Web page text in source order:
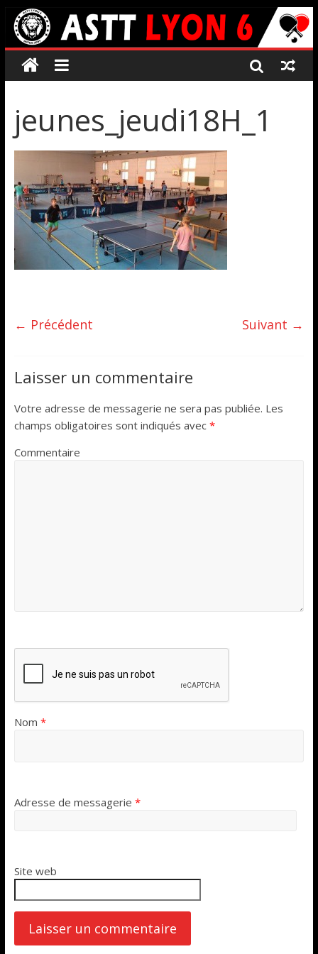
jeunes_jeudi18H_1
← Précédent Suivant →
Laisser un commentaire
Votre adresse de messagerie ne sera pas publiée. Les
champs obligatoires sont indiqués avec *
Commentaire
Nom *
Adresse de messagerie *
Site web